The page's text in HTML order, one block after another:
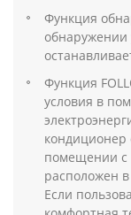
Функция
обнаружении
Функция
условия в
кондиционер
помещении с
расположен
Если